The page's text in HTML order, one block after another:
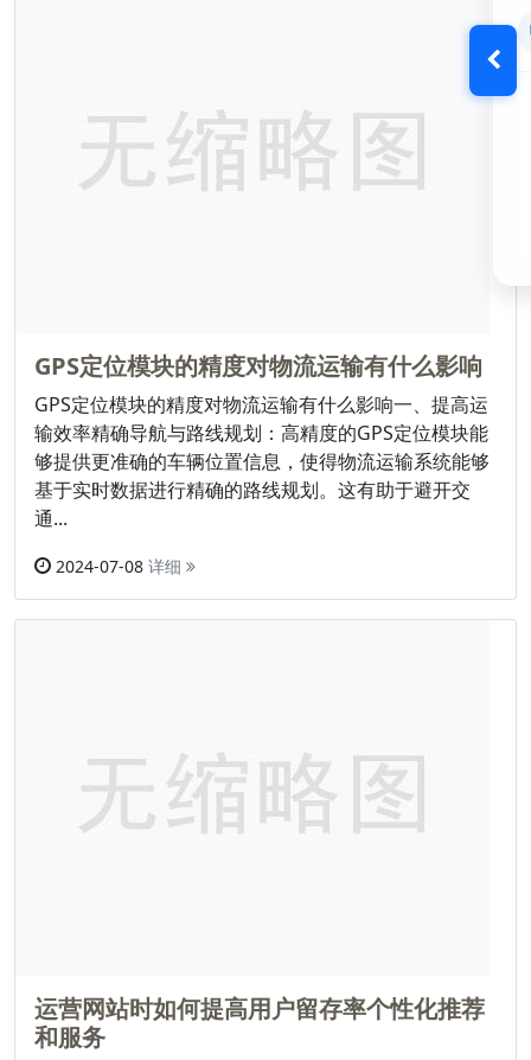
GPS定位模块的精度对物流运输有什么影响
GPS定位模块的精度对物流运输有什么影响一、提高运
输效率精确导航与路线规划：高精度的GPS定位模块能
够提供更准确的车辆位置信息，使得物流运输系统能够
基于实时数据进行精确的路线规划。这有助于避开交
通...
2024-07-08 详细
运营网站时如何提高用户留存率个性化推荐
和服务